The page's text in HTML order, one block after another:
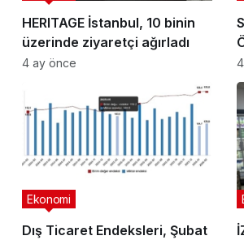
HERITAGE İstanbul, 10 binin
üzerinde ziyaretçi ağırladı
4 ay önce
Dış Ticaret Endeksleri, Şubat
Ekonomi